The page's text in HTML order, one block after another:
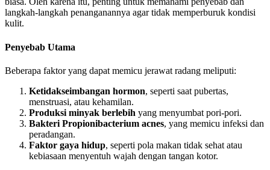
langkah-langkah penanganannya agar tidak memperburuk kondisi
kulit.
Penyebab Utama
Beberapa faktor yang dapat memicu jerawat radang meliputi:
Ketidakseimbangan hormon, seperti saat pubertas,
menstruasi, atau kehamilan.
Produksi minyak berlebih yang menyumbat pori-pori.
Bakteri Propionibacterium acnes, yang memicu infeksi dan
peradangan.
Faktor gaya hidup, seperti pola makan tidak sehat atau
kebiasaan menyentuh wajah dengan tangan kotor.